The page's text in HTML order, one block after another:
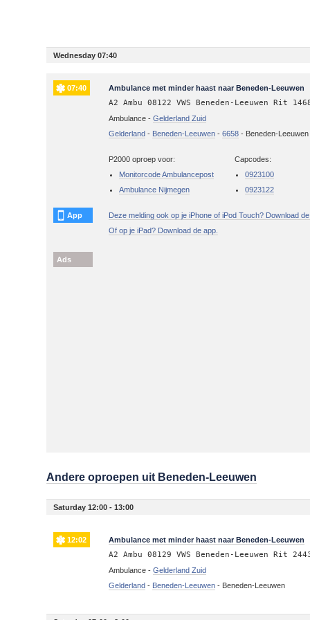
Wednesday 07:40
07:40 Ambulance met minder haast naar Beneden-Leeuwen
A2 Ambu 08122 VWS Beneden-Leeuwen Rit
Ambulance -Gelderland Zuid
Gelderland - Beneden-Leeuwen -6658 - Beneden-Leeuwen
P2000 oproep voor:
Monitorcode Ambulancepost
Ambulance Nijmegen
Capcodes:
0923100
0923122
App
Deze melding ook op je iPhone of iPod Touch? Download de
Of op je iPad? Download de app.
Ads
Andere oproepen uit Beneden-Leeuwen
Saturday 12:00 - 13:00
12:02 Ambulance met minder haast naar Beneden-Leeuwen
A2 Ambu 08129 VWS Beneden-Leeuwen Rit
Ambulance -Gelderland Zuid
Gelderland - Beneden-Leeuwen - Beneden-Leeuwen